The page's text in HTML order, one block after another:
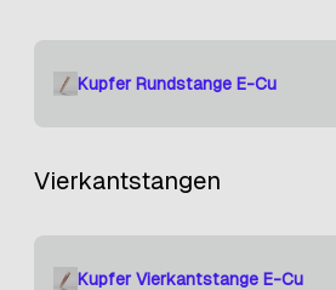
Kupfer Rundstange E-Cu
Vierkantstangen
Kupfer Vierkantstange E-Cu